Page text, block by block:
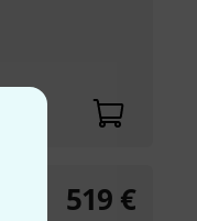
519 €